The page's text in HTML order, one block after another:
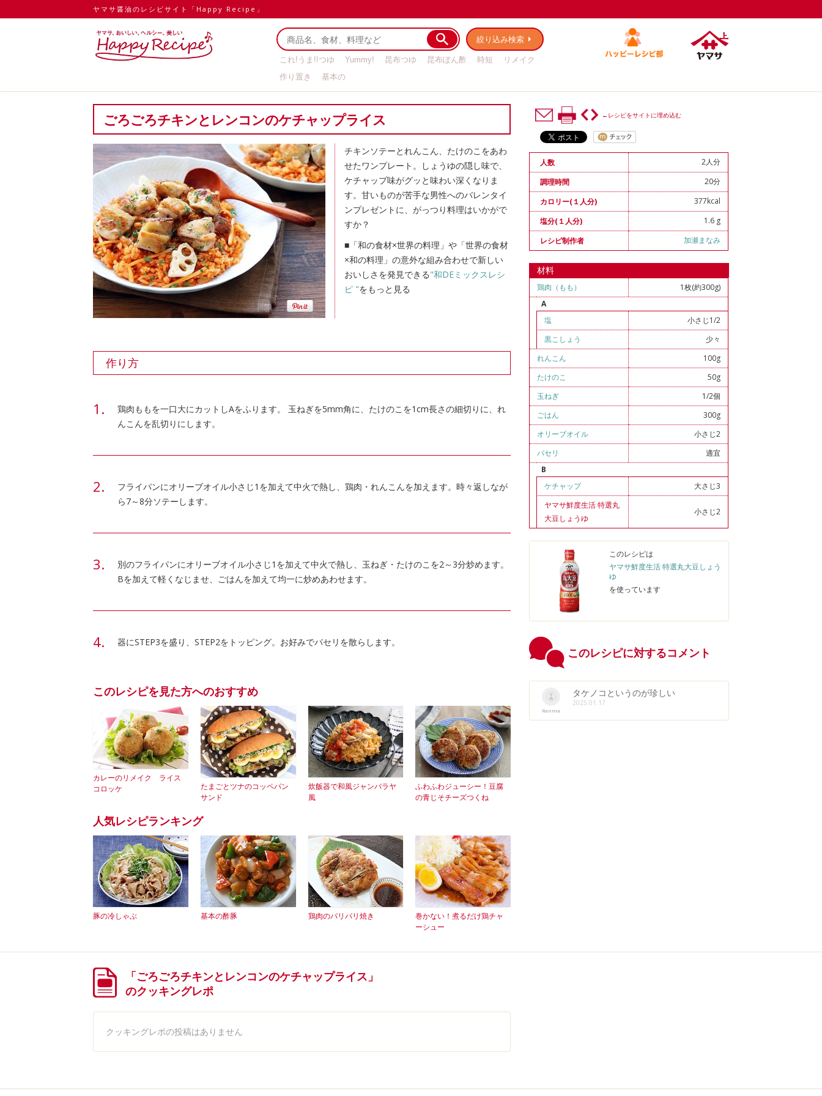
ヤマサ醤油のレシピサイト「Happy Recipe」
絞り込み検索
これ!うま!!つゆ Yummy! 昆布つゆ 昆布ぽん酢 時短
リメイク
作り置き
基本の
ごろごろチキンとレンコンのケチャップライス
チキンソテーとれんこん、たけのこをあわ
せたワンプレート。しょうゆの隠し味で、
ケチャップ味がグッと味わい深くなりま
す。甘いものが苦手な男性へのバレンタイ
ンプレゼントに、がっつり料理はいかがで
すか？
■「和の食材×世界の料理」や「世界の食材
×和の料理」の意外な組み合わせで新しい
おいしさを発見できる"和DEミックスレシ
ピ "をもっと見る
作り方
鶏肉ももを一口大にカットしAをふります。 玉ねぎを5mm角に、たけのこを1cm長さの細切りに、れ
んこんを乱切りにします。
フライパンにオリーブオイル小さじ1を加えて中火で熱し、鶏肉・れんこんを加えます。時々返しなが
ら7～8分ソテーします。
別のフライパンにオリーブオイル小さじ1を加えて中火で熱し、玉ねぎ・たけのこを2～3分炒めます。
Bを加えて軽くなじませ、ごはんを加えて均一に炒めあわせます。
器にSTEP3を盛り、STEP2をトッピング。お好みでパセリを散らします。
このレシピを見た方へのおすすめ
カレーのリメイク ライス
コロッケ
たまごとツナのコッペパン
サンド
炊飯器で和風ジャンバラヤ
風
ふわふわジューシー！豆腐
の青じそチーズつくね
人気レシピランキング
豚の冷しゃぶ 基本の酢豚 鶏肉のパリパリ焼き
巻かない！煮るだけ鶏チャ
ーシュー
←レシピをサイトに埋め込む
人数
2人分
調理時間
20分
カロリー(１人分)
377kcal
塩分(１人分)
1.6 g
レシピ制作者
加瀬まなみ
材料
鶏肉（もも）
1枚(約300g)
A
塩
小さじ1/2
黒こしょう
少々
れんこん
100g
たけのこ
50g
玉ねぎ
1/2個
ごはん
300g
オリーブオイル
小さじ2
パセリ
適宜
B
ケチャップ
大さじ3
ヤマサ鮮度生活 特選丸
大豆しょうゆ
小さじ2
このレシピは
ヤマサ鮮度生活 特選丸大豆しょう
ゆ
を使っています
このレシピに対するコメント
Ranma
タケノコというのが珍しい
2025.01.17
「ごろごろチキンとレンコンのケチャップライス」
のクッキングレポ
クッキングレポの投稿はありません